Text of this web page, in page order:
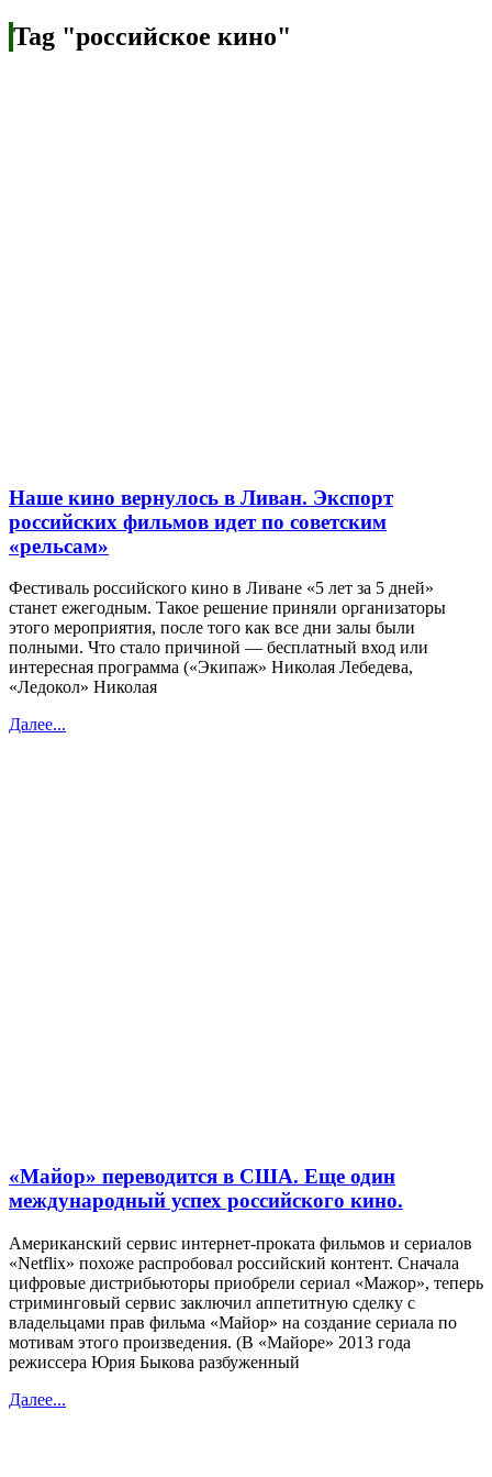
Tag "российское кино"
Наше кино вернулось в Ливан. Экспорт
российских фильмов идет по советским
«рельсам»
Фестиваль российского кино в Ливане «5 лет за 5 дней»
станет ежегодным. Такое решение приняли организаторы
этого мероприятия, после того как все дни залы были
полными. Что стало причиной — бесплатный вход или
интересная программа («Экипаж» Николая Лебедева,
«Ледокол» Николая
Далее...
«Майор» переводится в США. Еще один
международный успех российского кино.
Американский сервис интернет-проката фильмов и сериалов
«Netflix» похоже распробовал российский контент. Сначала
цифровые дистрибьюторы приобрели сериал «Мажор», теперь
стриминговый сервис заключил аппетитную сделку с
владельцами прав фильма «Майор» на создание сериала по
мотивам этого произведения. (В «Майоре» 2013 года
режиссера Юрия Быкова разбуженный
Далее...